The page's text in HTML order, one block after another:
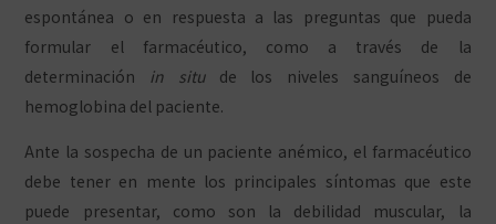
espontánea o en respuesta a las preguntas que pueda
formular el farmacéutico, como a través de la
determinación in situde los niveles sanguíneos de
hemoglobina del paciente.
Ante la sospecha de un paciente anémico, el farmacéutico
debe tener en mente los principales síntomas que este
puede presentar, como son la debilidad muscular, la